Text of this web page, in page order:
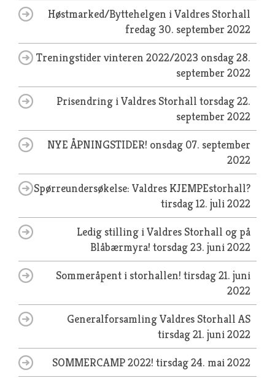
Høstmarked/Byttehelgen i Valdres Storhall
fredag 30. september 2022
Treningstider vinteren 2022/2023 onsdag 28.
september 2022
Prisendring i Valdres Storhall torsdag 22.
september 2022
NYE ÅPNINGSTIDER! onsdag 07. september
2022
Spørreundersøkelse: Valdres KJEMPEstorhall?
tirsdag 12. juli 2022
Ledig stilling i Valdres Storhall og på
Blåbærmyra! torsdag 23. juni 2022
Sommeråpent i storhallen! tirsdag 21. juni
2022
Generalforsamling Valdres Storhall AS
tirsdag 21. juni 2022
SOMMERCAMP 2022! tirsdag 24. mai 2022